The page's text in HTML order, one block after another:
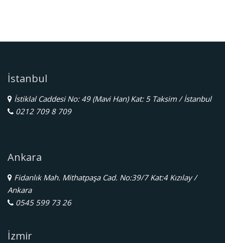
İstanbul
İstiklal Caddesi No: 49 (Mavi Han) Kat: 5 Taksim / İstanbul
0212 709 8 709
Ankara
Fidanlık Mah. Mithatpaşa Cad. No:39/7 Kat:4 Kızılay /
Ankara
0545 599 73 26
İzmir